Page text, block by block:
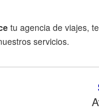
tu agencia de viajes,
servicios.